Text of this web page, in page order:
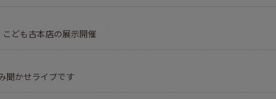
ども古本店の展示開催
聞かせライブです